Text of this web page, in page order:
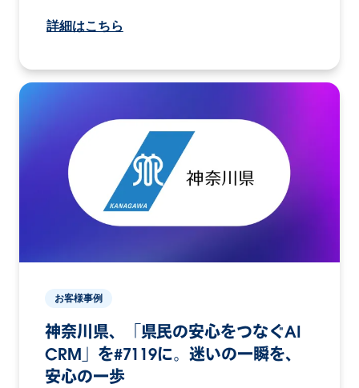
詳細はこちら
お客様事例
神奈川県、「県民の安心をつなぐAI
CRM」を#7119に。迷いの一瞬を、
安心の一歩